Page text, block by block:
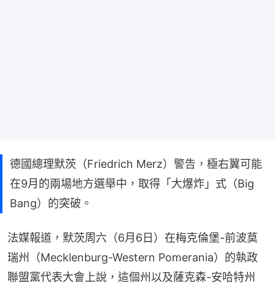
德國總理默茨（Friedrich Merz）警告，極右翼可能
在9月的兩場地方選舉中，取得「大爆炸」式（Big
Bang）的突破。
法媒報道，默茨周六（6月6日）在梅克倫堡-前波莫
瑞州（Mecklenburg-Western Pomerania）的執政
聯盟黨代表大會上說，這個州以及薩克森-安哈特州